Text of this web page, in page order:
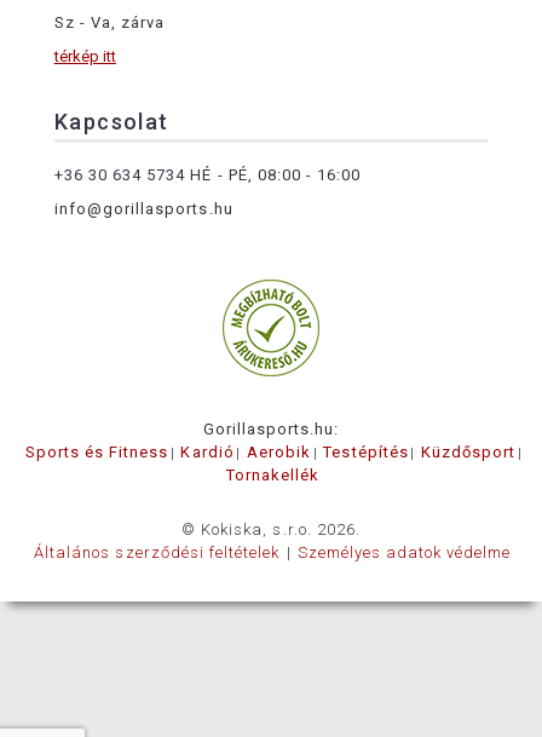
Sz - Va, zárva
térkép itt
Kapcsolat
+36 30 634 5734 HÉ - PÉ, 08:00 - 16:00
info@gorillasports.hu
Gorillasports.hu:
Sports és Fitness
Kardió Aerobik Testépítés
Küzdősport
Tornakellék
© Kokiska, s.r.o. 2026.
Általános szerződési feltételek
Személyes adatok védelme